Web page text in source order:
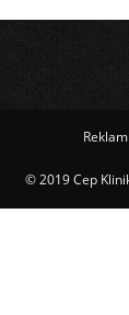
© 2019 Cep